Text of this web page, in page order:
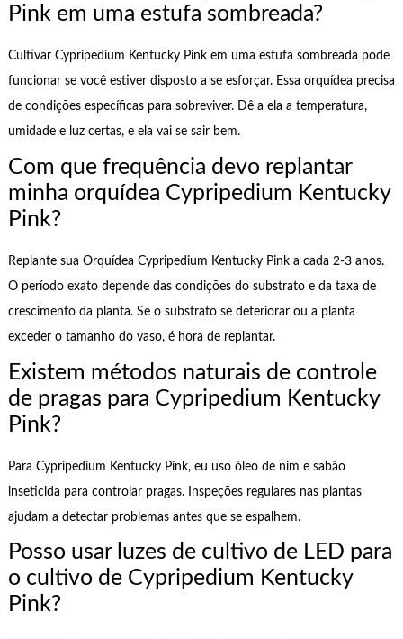
Pink em uma estufa sombreada?
Cultivar Cypripedium Kentucky Pink em uma estufa sombreada pode
funcionar se você estiver disposto a se esforçar. Essa orquídea precisa
de condições específicas para sobreviver. Dê a ela a temperatura,
umidade e luz certas, e ela vai se sair bem.
Com que frequência devo replantar
minha orquídea Cypripedium Kentucky
Pink?
Replante sua Orquídea Cypripedium Kentucky Pink a cada 2-3 anos.
O período exato depende das condições do substrato e da taxa de
crescimento da planta. Se o substrato se deteriorar ou a planta
exceder o tamanho do vaso, é hora de replantar.
Existem métodos naturais de controle
de pragas para Cypripedium Kentucky
Pink?
Para Cypripedium Kentucky Pink, eu uso óleo de nim e sabão
inseticida para controlar pragas. Inspeções regulares nas plantas
ajudam a detectar problemas antes que se espalhem.
Posso usar luzes de cultivo de LED para
o cultivo de Cypripedium Kentucky
Pink?